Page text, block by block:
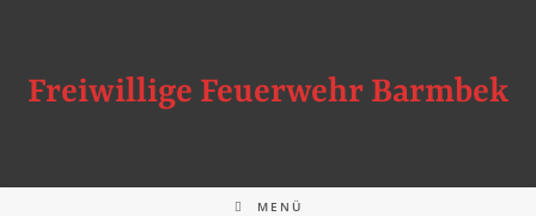
Freiwillige Feuerwehr Barmbek
MENÜ